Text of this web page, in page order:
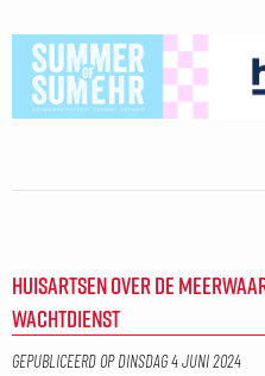
HUISARTSEN OVER DE
WACHTDIENST
GEPUBLICEERD OPDINSDAG 4 JUNI 2024